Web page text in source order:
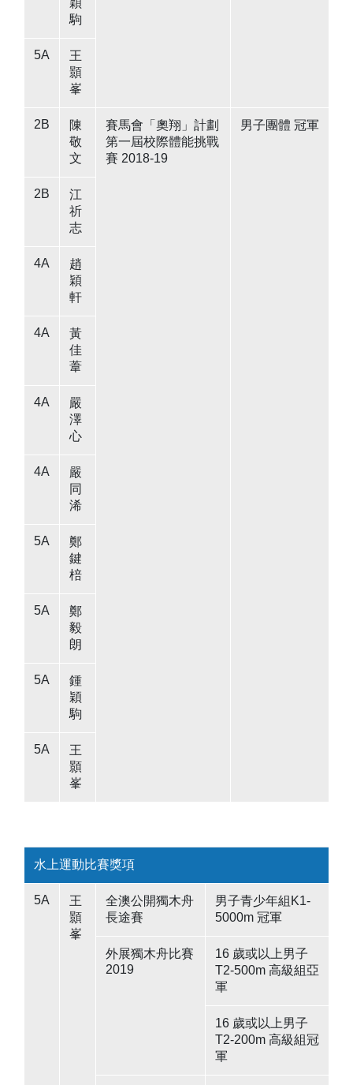
穎
駒
5A
王
顥
峯
2B
陳
敬
文
賽馬會「奧翔」計劃
第一屆校際體能挑戰
賽 2018-19
男子團體 冠軍
2B
江
祈
志
4A
趙
穎
軒
4A
黃
佳
葦
4A
嚴
澤
心
4A
嚴
同
浠
5A
鄭
鍵
棓
5A
鄭
毅
朗
5A
鍾
穎
駒
5A
王
顥
峯
水上運動比賽獎項
5A
王
顥
峯
全澳公開獨木舟
長途賽
男子青少年組K1-
5000m 冠軍
外展獨木舟比賽
2019
16 歲或以上男子
T2-500m 高級組亞
軍
16 歲或以上男子
T2-200m 高級組冠
軍